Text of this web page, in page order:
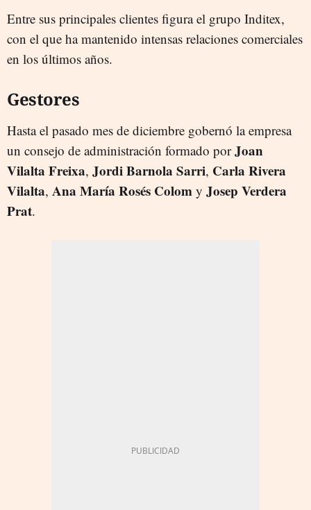
Entre sus principales clientes figura el grupo Inditex,
con el que ha mantenido intensas relaciones comerciales
en los últimos años.
Gestores
Hasta el pasado mes de diciembre gobernó la empresa
un consejo de administración formado porJoan
Vilalta Freixa, Jordi Barnola Sarri, Carla Rivera
Vilalta, Ana María Rosés Colom y Josep Verdera
Prat.